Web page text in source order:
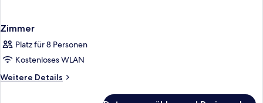
Zimmer
Platz für 8 Personen
Kostenloses WLAN
Weitere Details
Weitere